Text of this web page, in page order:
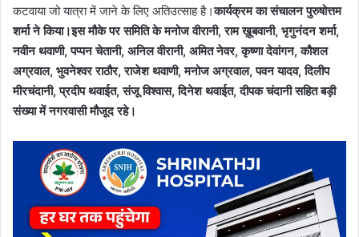
कटवाया जो यात्रा में जाने के लिए अतिउत्साह है।कार्यक्रम का संचालन पुरुषोत्तम
शर्मा ने किया।इस मौके पर समिति के मनोज वीरानी, राम ख़ूबवानी, भृगुनंदन शर्मा,
नवीन थवाणी, पप्पन चेतानी, अनिल वीरानी, अमित नेवर, कृष्णा देवांगन, कौशल
अग्रवाल, भुवनेश्वर राठौर, राजेश थवाणी, मनोज अग्रवाल, पवन यादव, दिलीप
मीरचंदानी, प्रदीप थवाईत, संजू विश्वास, दिनेश थवाईत, दीपक चंदानी सहित बड़ी
संख्या में नगरवासी मौजूद रहे।